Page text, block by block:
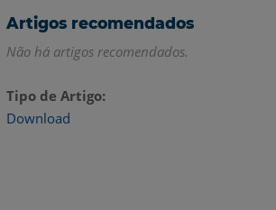
Artigos recomendados
Não há artigos recomendados.
Tipo de Artigo
Download